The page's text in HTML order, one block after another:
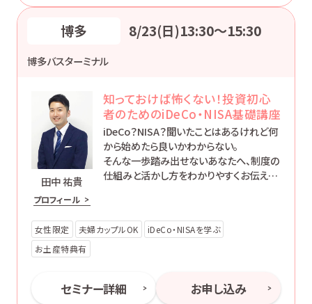
博多 8/23(日)13:30〜15:30
博多バスターミナル
田中 祐貴
プロフィール
知っておけば怖くない！投資初心
者のためのiDeCo・NISA基礎講座
iDeCo？NISA？聞いたことはあるけれど何
から始めたら良いかわからない。
そんな一歩踏み出せないあなたへ、制度の
仕組みと活かし方をわかりやすくお伝えし
女性限定 夫婦カップルOK
iDeCo・NISAを学ぶ
お土産特典有
セミナー詳細 お申し込み